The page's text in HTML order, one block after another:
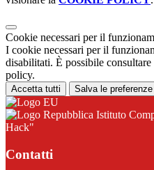
Cookie necessari per il
I cookie necessari per il
disabilitati. È possibile
policy.
Accetta tutti Salva le preferenze
Istituto
Hack"
Contatti